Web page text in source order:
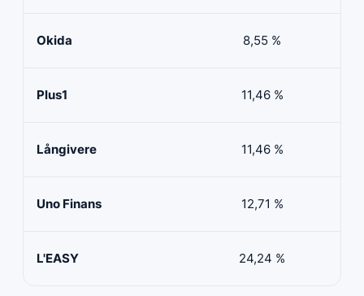
Okida 8,55 %
Plus1 11,46 %
Långivere 11,46 %
Uno Finans 12,71 %
L'EASY 24,24 %